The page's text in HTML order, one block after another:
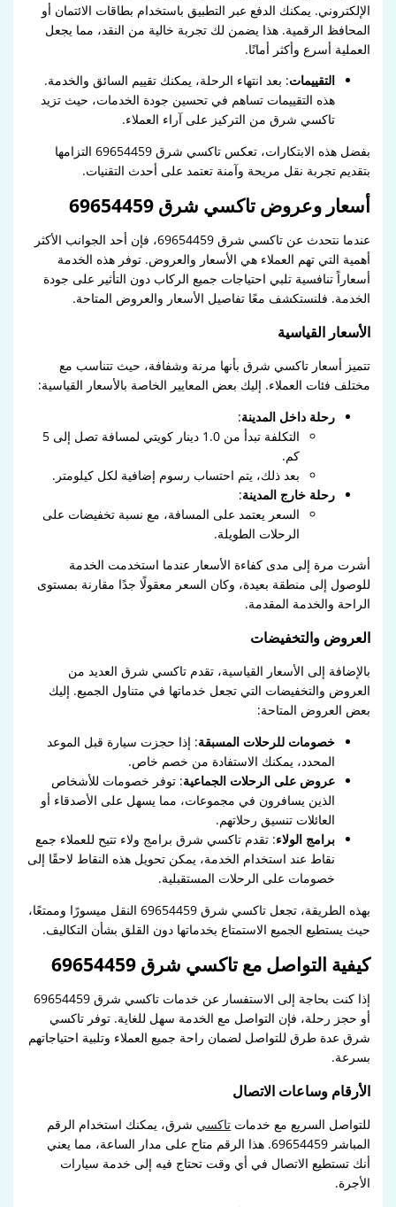
الإلكتروني. يمكنك الدفع عبر التطبيق باستخدام بطاقات الائتمان أو
المحافظ الرقمية. هذا يضمن لك تجربة خالية من النقد، مما يجعل
العملية أسرع وأكثر أمانًا.
التقييمات: بعد انتهاء الرحلة، يمكنك تقييم السائق والخدمة.
هذه التقييمات تساهم في تحسين جودة الخدمات، حيث تزيد
تاكسي شرق من التركيز على آراء العملاء.
بفضل هذه الابتكارات، تعكس تاكسي شرق 69654459 التزامها
بتقديم تجربة نقل مريحة وآمنة تعتمد على أحدث التقنيات.
أسعار وعروض تاكسي شرق 69654459
عندما نتحدث عن تاكسي شرق 69654459، فإن أحد الجوانب الأكثر
أهمية التي تهم العملاء هي الأسعار والعروض. توفر هذه الخدمة
أسعاراً تنافسية تلبي احتياجات جميع الركاب دون التأثير على جودة
الخدمة. فلنستكشف معًا تفاصيل الأسعار والعروض المتاحة.
الأسعار القياسية
تتميز أسعار تاكسي شرق بأنها مرنة وشفافة، حيث تتناسب مع
مختلف فئات العملاء. إليك بعض المعايير الخاصة بالأسعار القياسية:
رحلة داخل المدينة:
التكلفة تبدأ من 1.0 دينار كويتي لمسافة تصل إلى 5
كم.
بعد ذلك، يتم احتساب رسوم إضافية لكل كيلومتر.
رحلة خارج المدينة:
السعر يعتمد على المسافة، مع نسبة تخفيضات على
الرحلات الطويلة.
أشرت مرة إلى مدى كفاءة الأسعار عندما استخدمت الخدمة
للوصول إلى منطقة بعيدة، وكان السعر معقولًا جدًا مقارنة بمستوى
الراحة والخدمة المقدمة.
العروض والتخفيضات
بالإضافة إلى الأسعار القياسية، تقدم تاكسي شرق العديد من
العروض والتخفيضات التي تجعل خدماتها في متناول الجميع. إليك
بعض العروض المتاحة:
خصومات للرحلات المسبقة: إذا حجزت سيارة قبل الموعد
المحدد، يمكنك الاستفادة من خصم خاص.
عروض على الرحلات الجماعية: توفر خصومات للأشخاص
الذين يسافرون في مجموعات، مما يسهل على الأصدقاء أو
العائلات تنسيق رحلاتهم.
برامج الولاء: تقدم تاكسي شرق برامج ولاء تتيح للعملاء جمع
نقاط عند استخدام الخدمة، يمكن تحويل هذه النقاط لاحقًا إلى
خصومات على الرحلات المستقبلية.
بهذه الطريقة، تجعل تاكسي شرق 69654459 النقل ميسورًا وممتعًا،
حيث يستطيع الجميع الاستمتاع بخدماتها دون القلق بشأن التكاليف.
كيفية التواصل مع تاكسي شرق 69654459
إذا كنت بحاجة إلى الاستفسار عن خدمات تاكسي شرق 69654459
أو حجز رحلة، فإن التواصل مع الخدمة سهل للغاية. توفر تاكسي
شرق عدة طرق للتواصل لضمان راحة جميع العملاء وتلبية احتياجاتهم
بسرعة.
الأرقام وساعات الاتصال
للتواصل السريع مع خدماتتاكسي شرق، يمكنك استخدام الرقم
المباشر 69654459. هذا الرقم متاح على مدار الساعة، مما يعني
أنك تستطيع الاتصال في أي وقت تحتاج فيه إلى خدمة سيارات
الأجرة.